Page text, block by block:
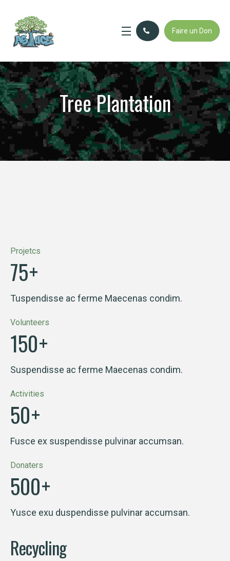
Faire un Don
Tree Plantation
Projetcs
75+
Tuspendisse ac ferme Maecenas condim.
Volunteers
150+
Suspendisse ac ferme Maecenas condim.
Activities
50+
Fusce ex suspendisse pulvinar accumsan.
Donaters
500+
Yusce exu duspendisse pulvinar accumsan.
Recycling